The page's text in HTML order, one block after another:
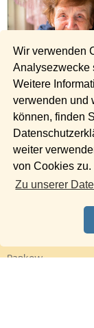
Wir verwenden
Analysezwecke
Weitere
verwenden und
können, finden
weiter
von Cookies zu.
Zu unserer
© WEGWEISER
Kostenfreier Eintrag
Kontakte
Hellersdorf
Pankow